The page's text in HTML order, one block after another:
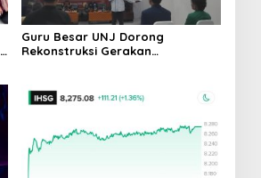
Guru Besar UNJ Dorong
Rekonstruksi Gerakan